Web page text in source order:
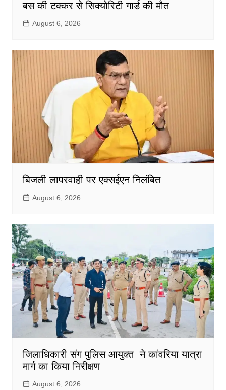
बस की टक्कर से सिक्योरिटी गार्ड की मौत
August 6, 2026
बिजली लापरवाही पर एक्सईएन निलंबित
August 6, 2026
जिलाधिकारी संग पुलिस आयुक्त ने कांवरिया यात्रा
मार्ग का किया निरीक्षण
August 6, 2026